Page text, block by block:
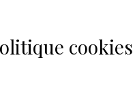
cookies